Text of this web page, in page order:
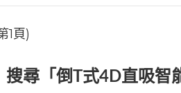
1頁)
搜尋「倒T式4D直吸智